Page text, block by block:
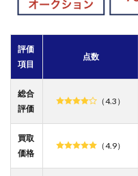
評価
項目
点数
総合
評価
（4.3）
買取
価格
（4.9）